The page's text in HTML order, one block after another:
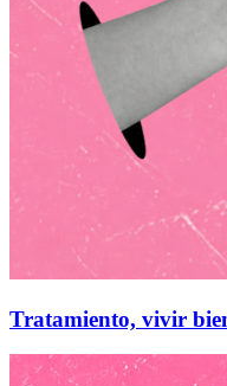
Tratamiento, vivir